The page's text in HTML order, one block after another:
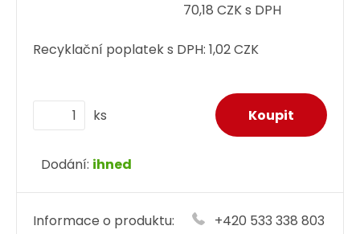
70,18 CZK s DPH
Recyklační poplatek s DPH: 1,02 CZK
ks
Dodání: ihned
Informace o produktu:
+420 533 338 803